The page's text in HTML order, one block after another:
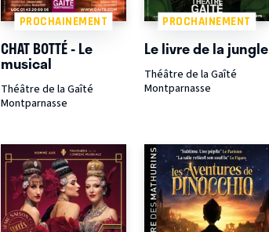
PROCHAINEMENT
CHAT BOTTÉ - Le
musical
Théâtre de la Gaîté
Montparnasse
PROCHAINEMENT
Le livre de la jungle
Théâtre de la Gaîté
Montparnasse